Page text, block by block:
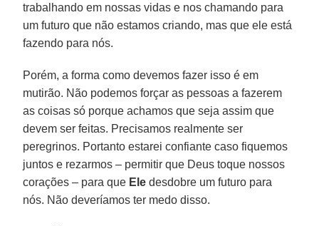
trabalhando em nossas vidas e nos chamando para
um futuro que não estamos criando, mas que ele está
fazendo para nós.
Porém, a forma como devemos fazer isso é em
mutirão. Não podemos forçar as pessoas a fazerem
as coisas só porque achamos que seja assim que
devem ser feitas. Precisamos realmente ser
peregrinos. Portanto estarei confiante caso fiquemos
juntos e rezarmos – permitir que Deus toque nossos
corações – para que Ele desdobre um futuro para
nós. Não deveríamos ter medo disso.